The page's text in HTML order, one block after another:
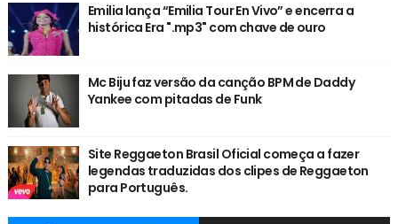
Emilia lança “Emilia Tour En Vivo” e encerra a
histórica Era ".mp3" com chave de ouro
Mc Biju faz versão da canção BPM de Daddy
Yankee com pitadas de Funk
Site Reggaeton Brasil Oficial começa a fazer
legendas traduzidas dos clipes de Reggaeton
para Português.